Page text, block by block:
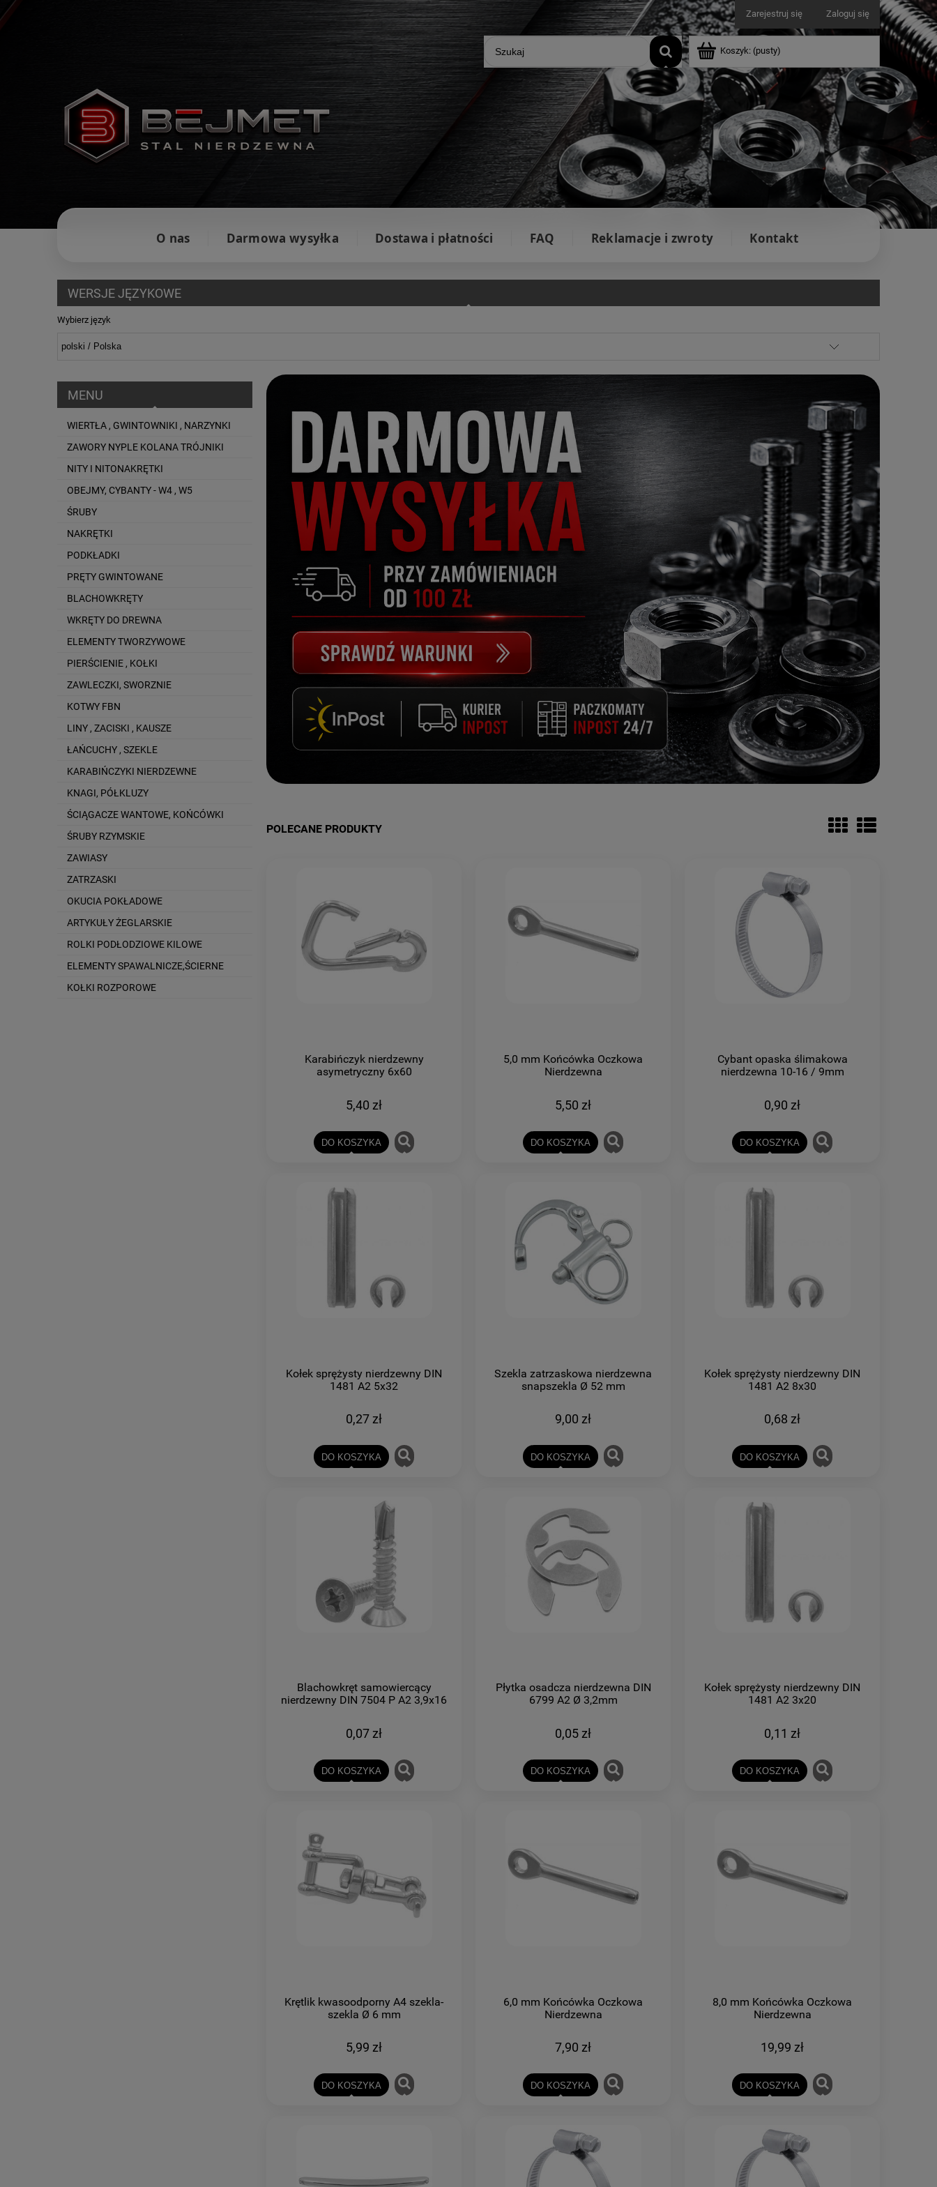
Zarejestruj się Zaloguj się
Koszyk: (pusty)
O nas Darmowa wysyłka Dostawa i płatności FAQ Reklamacje i zwroty Kontakt
WERSJE JĘZYKOWE
Wybierz język
MENU
WIERTŁA , GWINTOWNIKI , NARZYNKI
ZAWORY NYPLE KOLANA TRÓJNIKI
NITY I NITONAKRĘTKI
OBEJMY, CYBANTY - W4 , W5
ŚRUBY
NAKRĘTKI
PODKŁADKI
PRĘTY GWINTOWANE
BLACHOWKRĘTY
WKRĘTY DO DREWNA
ELEMENTY TWORZYWOWE
PIERŚCIENIE , KOŁKI
ZAWLECZKI, SWORZNIE
KOTWY FBN
LINY , ZACISKI , KAUSZE
ŁAŃCUCHY , SZEKLE
KARABIŃCZYKI NIERDZEWNE
KNAGI, PÓŁKLUZY
ŚCIĄGACZE WANTOWE, KOŃCÓWKI
ŚRUBY RZYMSKIE
ZAWIASY
ZATRZASKI
OKUCIA POKŁADOWE
ARTYKUŁY ŻEGLARSKIE
ROLKI PODŁODZIOWE KILOWE
ELEMENTY SPAWALNICZE,ŚCIERNE
KOŁKI ROZPOROWE
POLECANE PRODUKTY
Karabińczyk nierdzewny
asymetryczny 6x60
5,40 zł
DO KOSZYKA
5,0 mm Końcówka Oczkowa
Nierdzewna
5,50 zł
DO KOSZYKA
Cybant opaska ślimakowa
nierdzewna 10-16 / 9mm
0,90 zł
DO KOSZYKA
Kołek sprężysty nierdzewny DIN
1481 A2 5x32
0,27 zł
DO KOSZYKA
Szekla zatrzaskowa nierdzewna
snapszekla Ø 52 mm
9,00 zł
DO KOSZYKA
Kołek sprężysty nierdzewny DIN
1481 A2 8x30
0,68 zł
DO KOSZYKA
Blachowkręt samowiercący
nierdzewny DIN 7504 P A2 3,9x16
0,07 zł
DO KOSZYKA
Płytka osadcza nierdzewna DIN
6799 A2 Ø 3,2mm
0,05 zł
DO KOSZYKA
Kołek sprężysty nierdzewny DIN
1481 A2 3x20
0,11 zł
DO KOSZYKA
Krętlik kwasoodporny A4 szekla-
szekla Ø 6 mm
5,99 zł
DO KOSZYKA
6,0 mm Końcówka Oczkowa
Nierdzewna
7,90 zł
DO KOSZYKA
8,0 mm Końcówka Oczkowa
Nierdzewna
19,99 zł
DO KOSZYKA